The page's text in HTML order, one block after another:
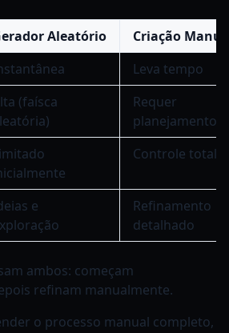
Aleatório
Criação
Leva tempo
(faísca
Requer
planejamento
Controle total
e
Refinamento
detalhado
ambos: começam
refinam manualmente.
o processo manual completo,